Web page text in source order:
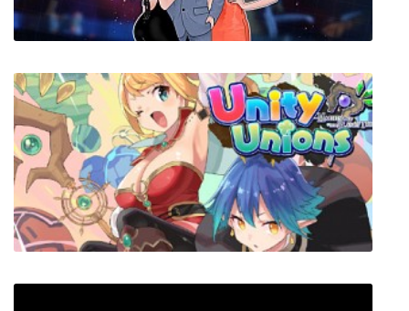
Super Seducer: How to Talk to Girls